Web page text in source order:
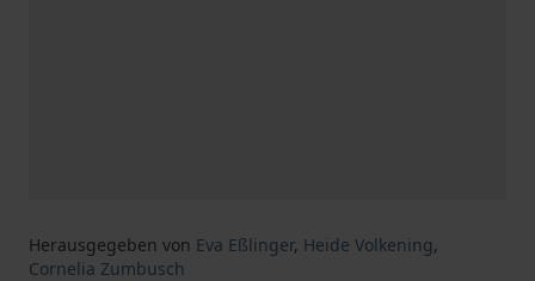
Herausgegeben von Eva Eßlinger, Heide Volkening,
Cornelia Zumbusch